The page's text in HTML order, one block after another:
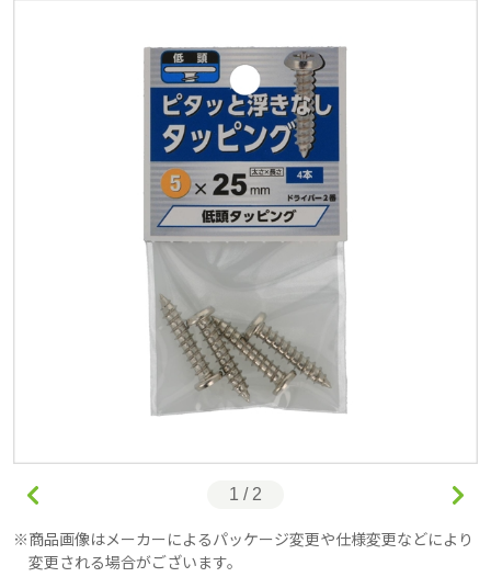
1 / 2
商品画像はメーカーによるパッケージ変更や仕様変更などにより
変更される場合がございます。